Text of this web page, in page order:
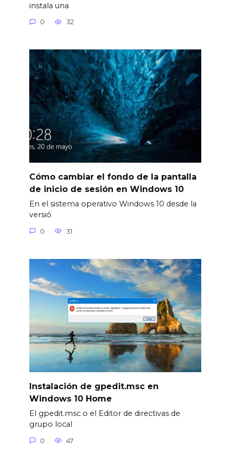
instala una
0 32
Cómo cambiar el fondo de la pantalla
de inicio de sesión en Windows 10
En el sistema operativo Windows 10 desde la
versió
0 31
Instalación de gpedit.msc en
Windows 10 Home
El gpedit.msc o el Editor de directivas de
grupo local
0 47